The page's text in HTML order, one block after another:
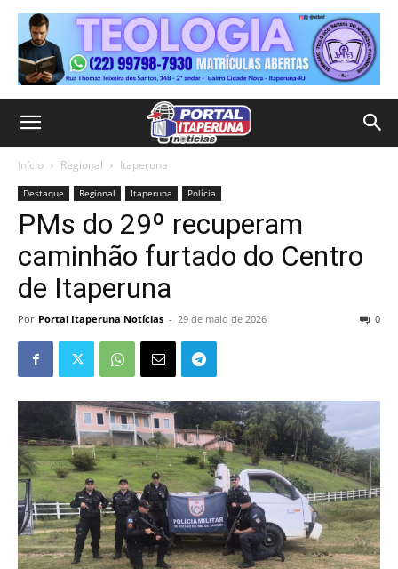
Início Regional Itaperuna
Destaque Regional Itaperuna Polícia
PMs do 29º recuperam
caminhão furtado do Centro
de Itaperuna
Por Portal Itaperuna Notícias - 29 de maio de 2026 0